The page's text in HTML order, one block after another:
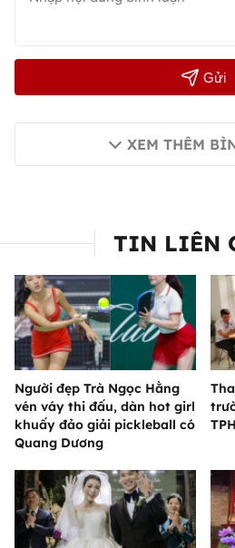
Gửi
XEM THÊM
TIN LIÊN
Người đẹp Trà Ngọc Hằng
vén váy thi đấu, dàn hot girl
khuấy đảo giải pickleball có
Quang Dương